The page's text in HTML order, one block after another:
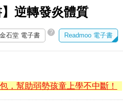
】逆轉發炎體質
金石堂 電子書 ? Readmoo 電子書
，幫助弱勢孩童上學不中斷！